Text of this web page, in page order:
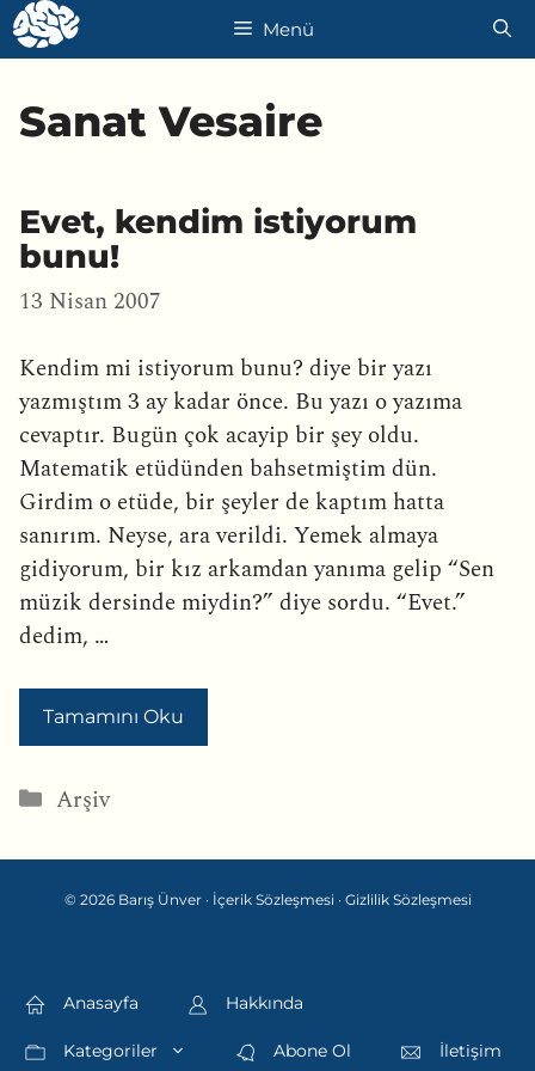
İçeriğe
atla
Menü
Sanat Vesaire
Evet, kendim istiyorum
bunu!
13 Nisan 2007
Kendim mi istiyorum bunu? diye bir yazı
yazmıştım 3 ay kadar önce. Bu yazı o yazıma
cevaptır. Bugün çok acayip bir şey oldu.
Matematik etüdünden bahsetmiştim dün.
Girdim o etüde, bir şeyler de kaptım hatta
sanırım. Neyse, ara verildi. Yemek almaya
gidiyorum, bir kız arkamdan yanıma gelip “Sen
müzik dersinde miydin?” diye sordu. “Evet.”
dedim, …
Tamamını Oku
Kategoriler
Arşiv
© 2026 Barış Ünver · İçerik Sözleşmesi · Gizlilik Sözleşmesi
Anasayfa Hakkında
Kategoriler Abone Ol İletişim